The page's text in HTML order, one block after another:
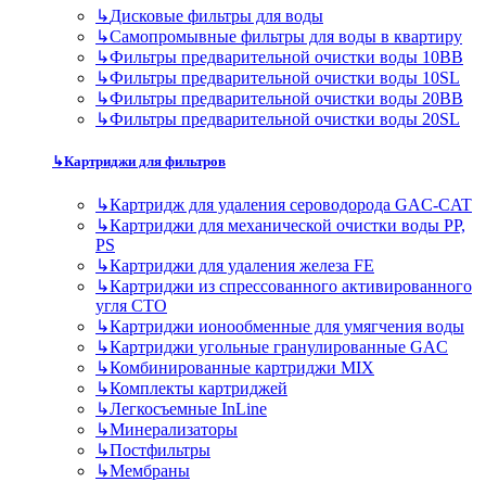
↳Дисковые фильтры для воды
↳Самопромывные фильтры для воды в квартиру
↳Фильтры предварительной очистки воды 10BB
↳Фильтры предварительной очистки воды 10SL
↳Фильтры предварительной очистки воды 20BB
↳Фильтры предварительной очистки воды 20SL
↳Картриджи для фильтров
↳Картридж для удаления сероводорода GAC-CAT
↳Картриджи для механической очистки воды PP,
PS
↳Картриджи для удаления железа FE
↳Картриджи из спрессованного активированного
угля CTO
↳Картриджи ионообменные для умягчения воды
↳Картриджи угольные гранулированные GAC
↳Комбинированные картриджи MIX
↳Комплекты картриджей
↳Легкосъемные InLine
↳Минерализаторы
↳Постфильтры
↳Мембраны